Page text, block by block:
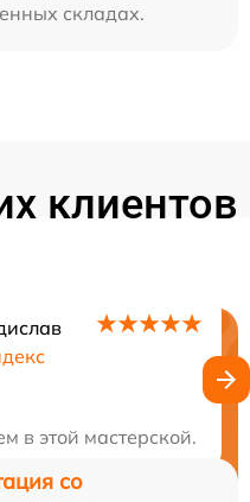
складах.
клиентов
в этой мастерской.
со